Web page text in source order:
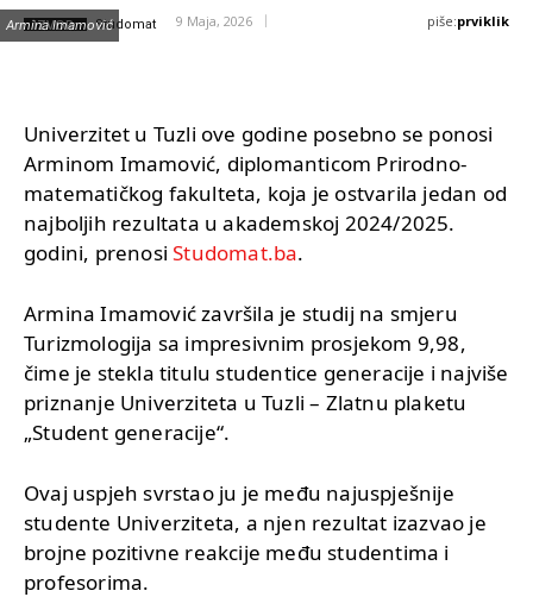
IZVOR: Studomat 9 Maja, 2026 piše:prviklik
Armina Imamović
Univerzitet u Tuzli ove godine posebno se ponosi
Arminom Imamović, diplomanticom Prirodno-
matematičkog fakulteta, koja je ostvarila jedan od
najboljih rezultata u akademskoj 2024/2025.
godini, prenosiStudomat.ba.
Armina Imamović završila je studij na smjeru
Turizmologija sa impresivnim prosjekom 9,98,
čime je stekla titulu studentice generacije i najviše
priznanje Univerziteta u Tuzli – Zlatnu plaketu
„Student generacije“.
Ovaj uspjeh svrstao ju je među najuspješnije
studente Univerziteta, a njen rezultat izazvao je
brojne pozitivne reakcije među studentima i
profesorima.